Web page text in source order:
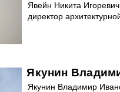
Явейн Никита
директор
Якунин
Якунин Владимир